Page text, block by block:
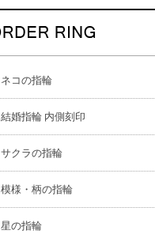
ネコの指輪
結婚指輪 内側刻印
サクラの指輪
模様・柄の指輪
星の指輪